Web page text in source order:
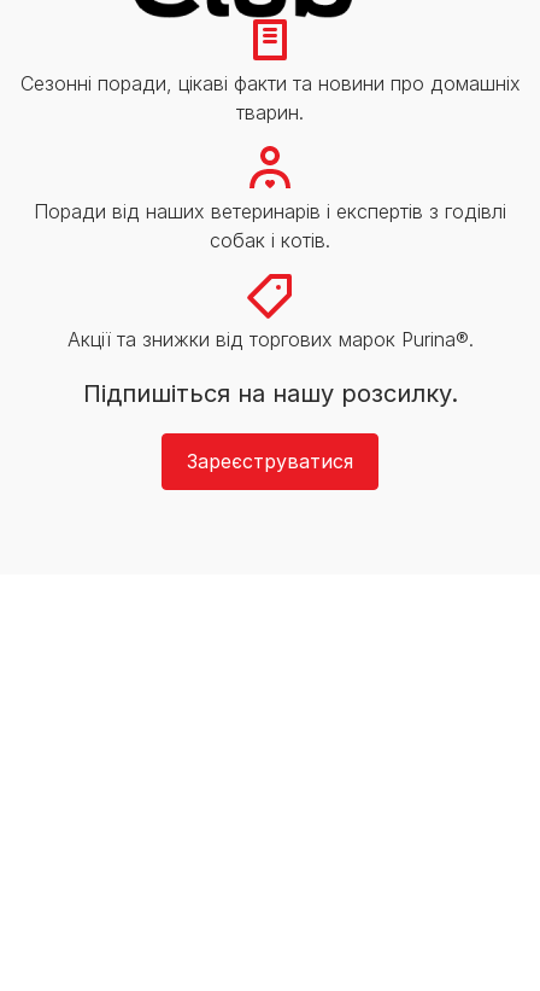
Сезонні поради, цікаві факти та новини про домашніх
тварин.
Поради від наших ветеринарів і експертів з годівлі
собак і котів.
Акції та знижки від торгових марок Purina®.
Підпишіться на нашу розсилку.
Зареєструватися